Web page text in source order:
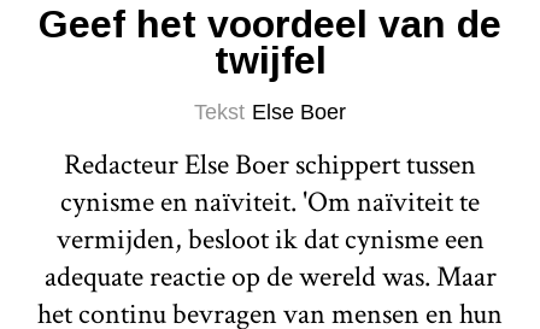
Geef het voordeel van de
twijfel
Tekst Else Boer
Redacteur Else Boer schippert tussen
cynisme en naïviteit. 'Om naïviteit te
vermijden, besloot ik dat cynisme een
adequate reactie op de wereld was. Maar
het continu bevragen van mensen en hun